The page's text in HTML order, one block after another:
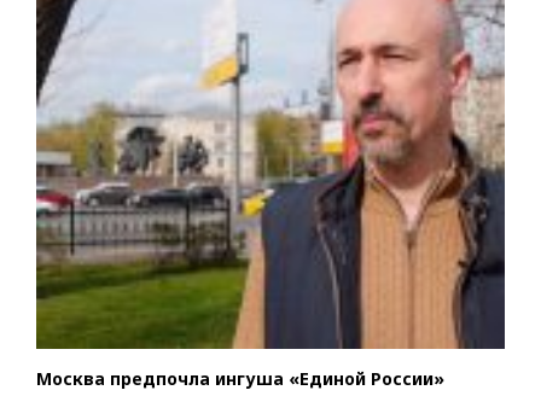
Москва предпочла ингуша «Единой России»